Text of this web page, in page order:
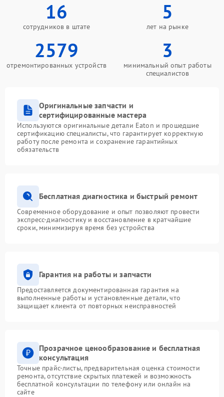
16
сотрудников в штате
5
лет на рынке
2579
отремонтированных устройств
3
минимальный опыт работы
специалистов
Оригинальные запчасти и
сертифицированные мастера
Используются оригинальные детали Eaton и прошедшие
сертификацию специалисты, что гарантирует корректную
работу после ремонта и сохранение гарантийных
обязательств
Бесплатная диагностика и быстрый ремонт
Современное оборудование и опыт позволяют провести
экспресс-диагностику и восстановление в кратчайшие
сроки, минимизируя время без устройства
Гарантия на работы и запчасти
Предоставляется документированная гарантия на
выполненные работы и установленные детали, что
защищает клиента от повторных неисправностей
Прозрачное ценообразование и бесплатная
консультация
Точные прайс-листы, предварительная оценка стоимости
ремонта, отсутствие скрытых платежей и возможность
бесплатной консультации по телефону или онлайн на
сайте